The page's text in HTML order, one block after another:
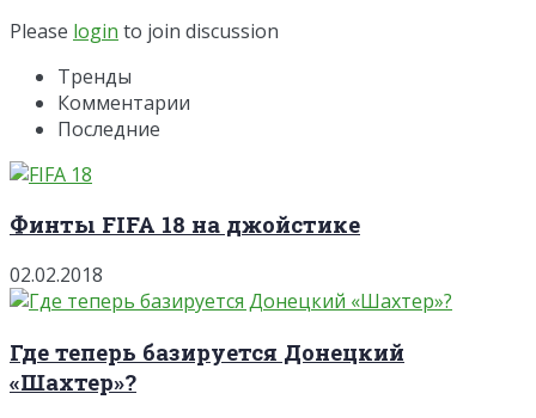
Please login to join discussion
Тренды
Комментарии
Последние
Финты FIFA 18 на джойстике
02.02.2018
Где теперь базируется Донецкий
«Шахтер»?